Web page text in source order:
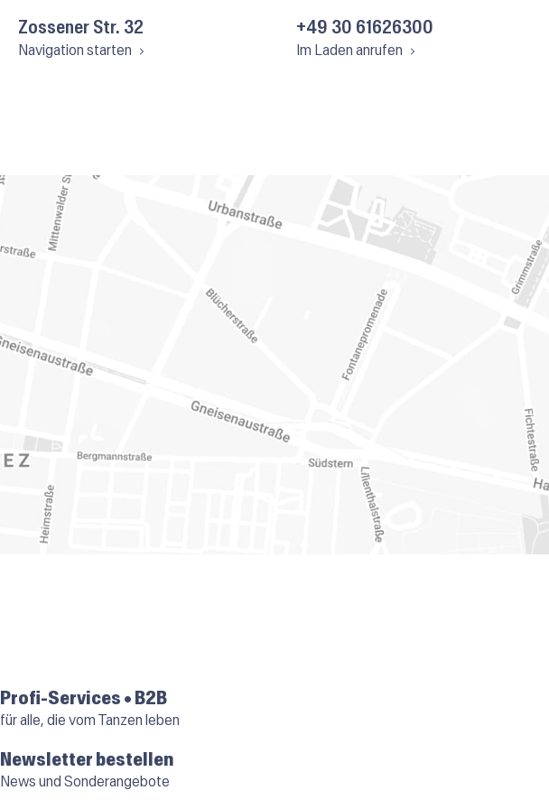
Zossener Str. 32
Navigation starten
+49 30 61626300
Im Laden anrufen
Profi-Services • B2B
für alle, die vom Tanzen leben
Newsletter bestellen
News und Sonderangebote